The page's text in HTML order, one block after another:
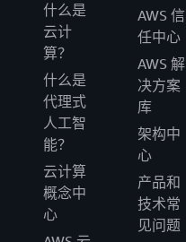
什么是
云计
算？
什么是
代理式
人工智
能？
云计算
概念中
心
AWS 信
任中心
AWS 解
决方案
库
架构中
心
产品和
技术常
见问题